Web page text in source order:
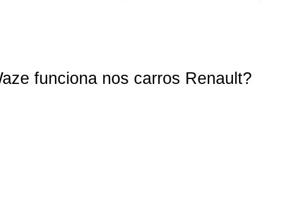
funciona nos carros Renault?